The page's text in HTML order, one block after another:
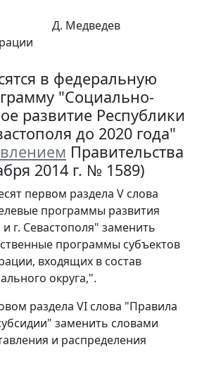
Д. Медведев
в федеральную
"Социально-
развитие Республики
до 2020 года"
Правительства
2014 г. № 1589)
первом раздела V слова
программы развития
г. Севастополя" заменить
программы субъектов
входящих в состав
округа,".
раздела VI слова "Правила
заменить словами
и распределения